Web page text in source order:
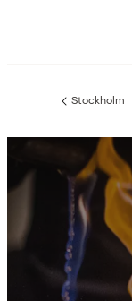
Föregående
Stockholm